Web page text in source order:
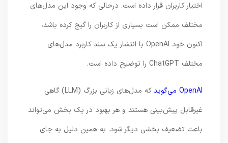
اختیار کاربران قرار داده است. درحالی که وجود این مدل‌های
مختلف ممکن است بسیاری از کاربران را گیج کرده باشد،
اکنون خود OpenAI با انتشار یک سند کاربرد مدل‌های
مختلف ChatGPT را توضیح داده است.
OpenAI می‌گوید
که مدل‌های زبانی بزرگ (LLM) گاهی
غیرقابل پیش‌بینی هستند و هر بهبود در یک بخش می‌تواند
باعث تضعیف بخشی دیگر شود. به همین دلیل به جای